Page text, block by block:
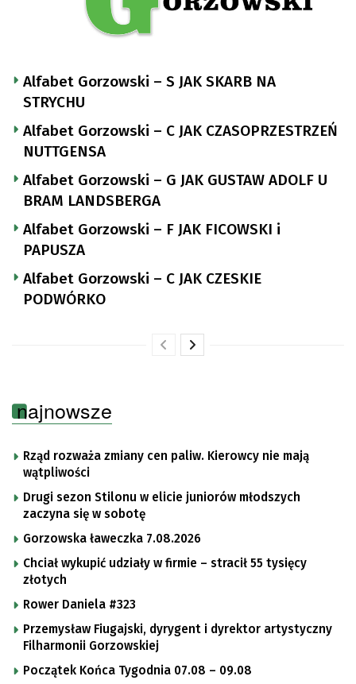
Alfabet Gorzowski – S JAK SKARB NA
STRYCHU
Alfabet Gorzowski – C JAK CZASOPRZESTRZEŃ
NUTTGENSA
Alfabet Gorzowski – G JAK GUSTAW ADOLF U
BRAM LANDSBERGA
Alfabet Gorzowski – F JAK FICOWSKI i
PAPUSZA
Alfabet Gorzowski – C JAK CZESKIE
PODWÓRKO
najnowsze
Rząd rozważa zmiany cen paliw. Kierowcy nie mają
wątpliwości
Drugi sezon Stilonu w elicie juniorów młodszych
zaczyna się w sobotę
Gorzowska ławeczka 7.08.2026
Chciał wykupić udziały w firmie – stracił 55 tysięcy
złotych
Rower Daniela #323
Przemysław Fiugajski, dyrygent i dyrektor artystyczny
Filharmonii Gorzowskiej
Początek Końca Tygodnia 07.08 – 09.08